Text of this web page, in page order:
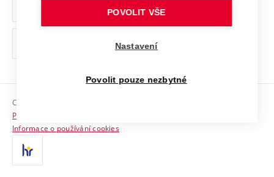
Ochrana osobních údajů
odkaz)
Sociální bezpečí
HR Award
Kontakty
Copyright © 2026 VUT
Prohlášení o přístupnosti
Informace o používání cookies
POVOLIT VŠE
Nastavení
Povolit pouze nezbytné